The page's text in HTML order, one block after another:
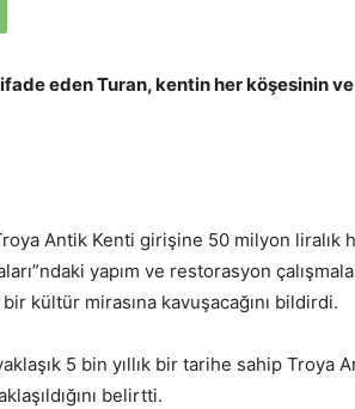
eden Turan, kentin her köşesinin
Antik Kenti girişine 50 milyon liralık
yapım ve restorasyon
kültür mirasına kavuşacağını bildirdi.
5 bin yıllık bir tarihe sahip Troya
belirtti.